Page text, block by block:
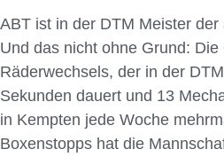
ABT ist in der DTM Meister
Und das nicht ohne Grund:
Räderwechsels, der in der
Sekunden dauert und 13
in Kempten jede Woche
Boxenstopps hat die